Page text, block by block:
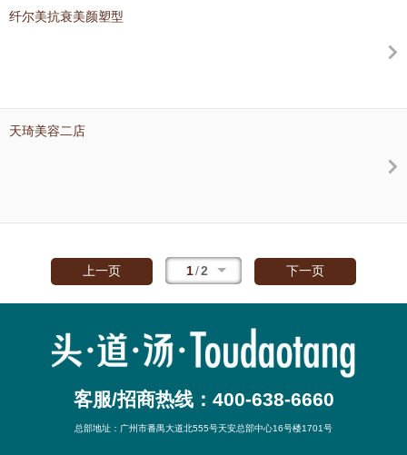
纤尔美抗衰美颜塑型
天琦美容二店
上一页 1/2 下一页
客服/招商热线：400-638-6660
总部地址：广州市番禺大道北555号天安总部中心16号楼1701号